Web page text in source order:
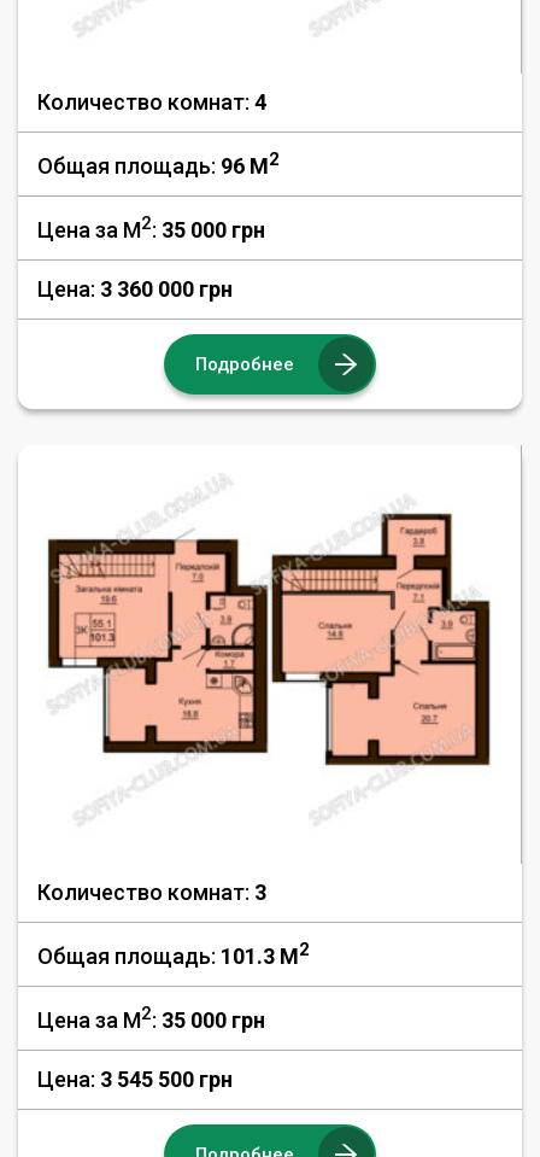
Количество комнат: 4
Общая площадь: 96 M2
Цена за М2: 35 000 грн
Цена: 3 360 000 грн
Подробнее
Количество комнат: 3
Общая площадь: 101.3 M2
Цена за М2: 35 000 грн
Цена: 3 545 500 грн